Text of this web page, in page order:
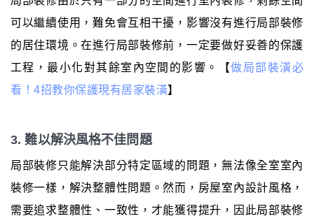
可以繼續使用，難免會互相干擾，影響沒有進行局部裝修
的居住環境。在進行局部裝修前，一定要做好妥善的保護
工程，最小化對其餘室內空間的影響。【做局部裝潢必
看！4招教你保護現有居家裝潢】
3. 難以解決風格不佳問題
局部裝修只能解決部分特定區域的問題，無法像全室室內
裝修一樣，解決整體性問題。然而，房屋室內設計風格，
需要追求整體性、一致性，才能獲得提升，因此局部裝修